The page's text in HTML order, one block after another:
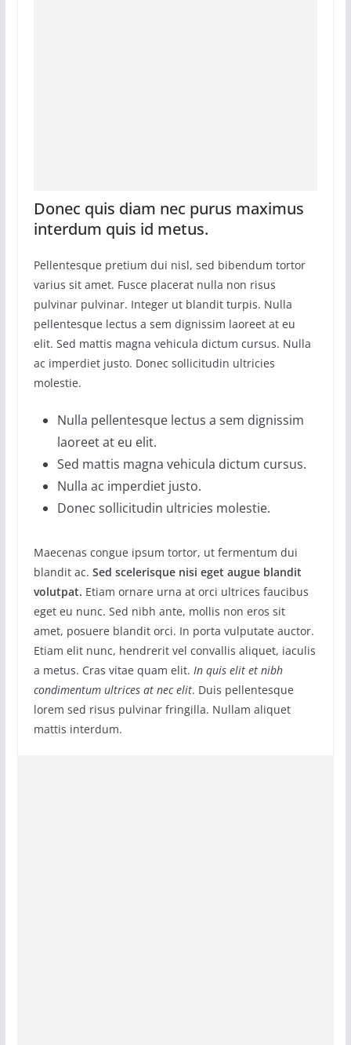
Donec quis diam nec purus maximus
interdum quis id metus.
Pellentesque pretium dui nisl, sed bibendum tortor
varius sit amet. Fusce placerat nulla non risus
pulvinar pulvinar. Integer ut blandit turpis. Nulla
pellentesque lectus a sem dignissim laoreet at eu
elit. Sed mattis magna vehicula dictum cursus. Nulla
ac imperdiet justo. Donec sollicitudin ultricies
molestie.
Nulla pellentesque lectus a sem dignissim
laoreet at eu elit.
Sed mattis magna vehicula dictum cursus.
Nulla ac imperdiet justo.
Donec sollicitudin ultricies molestie.
Maecenas congue ipsum tortor, ut fermentum dui
blandit ac. Sed scelerisque nisi eget augue blandit
volutpat. Etiam ornare urna at orci ultrices faucibus
eget eu nunc. Sed nibh ante, mollis non eros sit
amet, posuere blandit orci. In porta vulputate auctor.
Etiam elit nunc, hendrerit vel convallis aliquet, iaculis
a metus. Cras vitae quam elit. In quis elit et nibh
condimentum ultrices at nec elit. Duis pellentesque
lorem sed risus pulvinar fringilla. Nullam aliquet
mattis interdum.